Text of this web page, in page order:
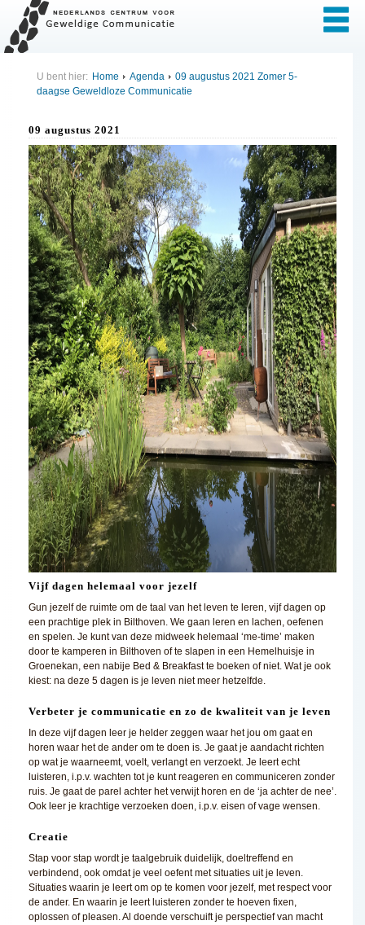
U bent hier: Home Agenda
09 augustus 2021 Zomer 5-
daagse Geweldloze Communicatie
09 augustus 2021
Vijf dagen helemaal voor jezelf
Gun jezelf de ruimte om de taal van het leven te leren, vijf dagen op
een prachtige plek in Bilthoven. We gaan leren en lachen, oefenen
en spelen. Je kunt van deze midweek helemaal ‘me-time’ maken
door te kamperen in Bilthoven of te slapen in een Hemelhuisje in
Groenekan, een nabije Bed & Breakfast te boeken of niet. Wat je ook
kiest: na deze 5 dagen is je leven niet meer hetzelfde.
Verbeter je communicatie en zo de kwaliteit van je leven
In deze vijf dagen leer je helder zeggen waar het jou om gaat en
horen waar het de ander om te doen is. Je gaat je aandacht richten
op wat je waarneemt, voelt, verlangt en verzoekt. Je leert echt
luisteren, i.p.v. wachten tot je kunt reageren en communiceren zonder
ruis. Je gaat de parel achter het verwijt horen en de ‘ja achter de nee’.
Ook leer je krachtige verzoeken doen, i.p.v. eisen of vage wensen.
Creatie
Stap voor stap wordt je taalgebruik duidelijk, doeltreffend en
verbindend, ook omdat je veel oefent met situaties uit je leven.
Situaties waarin je leert om op te komen voor jezelf, met respect voor
de ander. En waarin je leert luisteren zonder te hoeven fixen,
oplossen of pleasen. Al doende verschuift je perspectief van macht